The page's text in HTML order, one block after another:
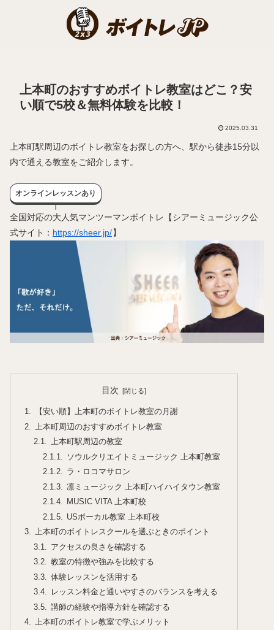
上本町のおすすめボイトレ教室はどこ？安
い順で5校＆無料体験を比較！
2025.03.31
上本町駅周辺のボイトレ教室をお探しの方へ、駅から徒歩15分以
内で通える教室をご紹介します。
オンラインレッスンあり
全国対応の大人気マンツーマンボイトレ【シアーミュージック公
式サイト： https://sheer.jp/】
目次
【安い順】上本町のボイトレ教室の月謝
上本町周辺のおすすめボイトレ教室
上本町駅周辺の教室
ソウルクリエイトミュージック 上本町教室
ラ・ロコマサロン
凛ミュージック 上本町ハイハイタウン教室
MUSIC VITA 上本町校
USボーカル教室 上本町校
上本町のボイトレスクールを選ぶときのポイント
アクセスの良さを確認する
教室の特徴や強みを比較する
体験レッスンを活用する
レッスン料金と通いやすさのバランスを考える
講師の経験や指導方針を確認する
上本町のボイトレ教室で学ぶメリット